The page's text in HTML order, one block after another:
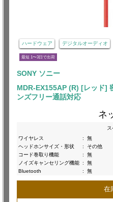
ハードウェア デジタルオーディオ
最短 1〜3日で出荷
SONY ソニー
MDR-EX155AP (R) [レッド]
ンズフリー通話対応
ネ
ス
ワイヤレス
:
無
ヘッドホンサイズ・形状
:
その他
コード巻取り機能
:
無
ノイズキャンセリング機能 :
無
Bluetooth
: 無
在